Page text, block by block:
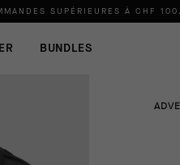
SUPÉRIEURES À CHF 100
BUNDLES